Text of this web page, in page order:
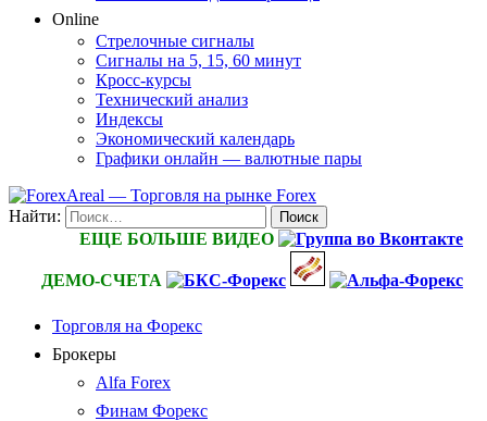
Online
Стрелочные сигналы
Сигналы на 5, 15, 60 минут
Кросс-курсы
Технический анализ
Индексы
Экономический календарь
Графики онлайн — валютные пары
Найти:
ЕЩЕ БОЛЬШЕ ВИДЕО
ДЕМО-СЧЕТА
Торговля на Форекс
Брокеры
Alfa Forex
Финам Форекс